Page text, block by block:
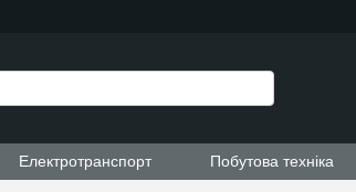
Електротранспорт Побутова техніка